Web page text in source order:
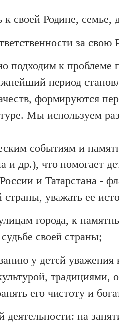
своей Родине, семье,
за свою
подходим к проблеме
период
формируются
Мы используем
событиям и
и др.), что помогает
и Татарстана -
страны, уважать ее
города, к
своей страны;
у детей уважения
традициями,
его чистоту и
деятельности: на